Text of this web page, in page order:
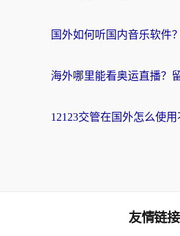
友情链接